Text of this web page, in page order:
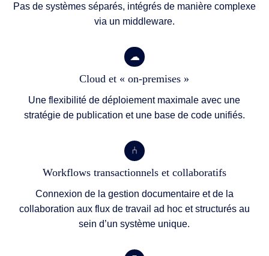
Pas de systèmes séparés, intégrés de manière complexe
via un middleware.
Cloud et « on-premises »
Une flexibilité de déploiement maximale avec une
stratégie de publication et une base de code unifiés.
Workflows transactionnels et collaboratifs
Connexion de la gestion documentaire et de la
collaboration aux flux de travail ad hoc et structurés au
sein d’un système unique.